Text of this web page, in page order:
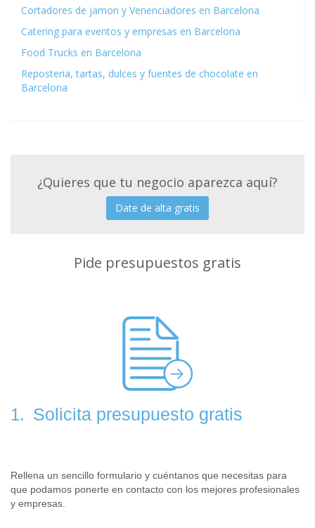
Cortadores de jamon y Venenciadores en Barcelona
Catering para eventos y empresas en Barcelona
Food Trucks en Barcelona
Reposteria, tartas, dulces y fuentes de chocolate en
Barcelona
¿Quieres que tu negocio aparezca aquí?
Date de alta gratis
Pide presupuestos gratis
1. Solicita presupuesto gratis
Rellena un sencillo formulario y cuéntanos que necesitas para
que podamos ponerte en contacto con los mejores profesionales
y empresas.